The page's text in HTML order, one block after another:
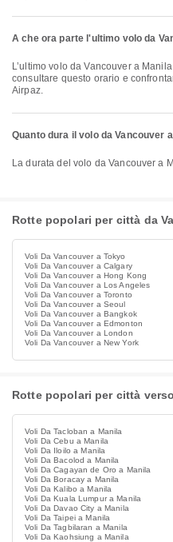
A che ora parte l'ultimo volo da
L’ultimo volo da Vancouver a Manila con Air Canada parte alle 02:10. Puoi
consultare questo orario e
Airpaz.
Quanto dura il volo da Vancouver
La durata del volo da Vancouver a
Rotte popolari per città da
Voli Da Vancouver a Tokyo
Voli Da Vancouver a Calgary
Voli Da Vancouver a Hong Kong
Voli Da Vancouver a Los Angeles
Voli Da Vancouver a Toronto
Voli Da Vancouver a Seoul
Voli Da Vancouver a Bangkok
Voli Da Vancouver a Edmonton
Voli Da Vancouver a London
Voli Da Vancouver a New York
Rotte popolari per città
Voli Da Tacloban a Manila
Voli Da Cebu a Manila
Voli Da Iloilo a Manila
Voli Da Bacolod a Manila
Voli Da Cagayan de Oro a Manila
Voli Da Boracay a Manila
Voli Da Kalibo a Manila
Voli Da Kuala Lumpur a Manila
Voli Da Davao City a Manila
Voli Da Taipei a Manila
Voli Da Tagbilaran a Manila
Voli Da Kaohsiung a Manila